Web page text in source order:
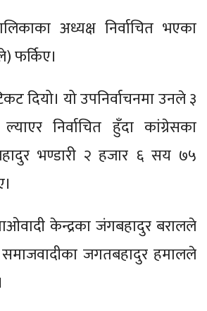
अध्यक्ष निर्वाचित भएका
फर्किए।
दियो। यो उपनिर्वाचनमा उनले ३
निर्वाचित हुँदा कांग्रेसका
भण्डारी २ हजार ६ सय ७५
केन्द्रका जंगबहादुर बरालले
जगतबहादुर हमालले